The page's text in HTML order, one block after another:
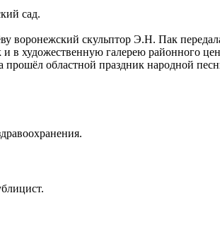
сад.
воронежский скульптор Э.Н. Пак
в художественную галерею районного
прошёл областной праздник народной